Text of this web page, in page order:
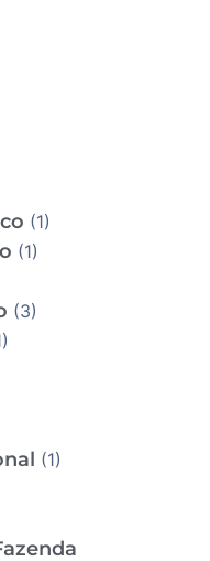
(1)
(1)
(3)
(1)